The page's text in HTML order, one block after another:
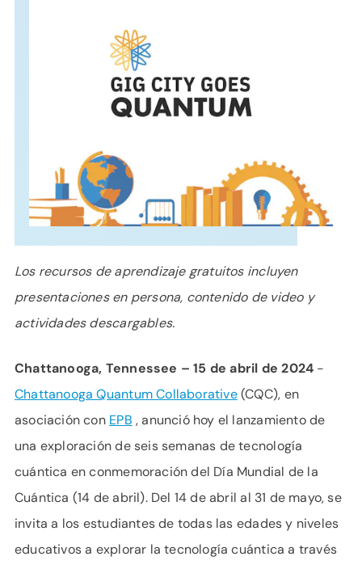
Los recursos de aprendizaje gratuitos incluyen
presentaciones en persona, contenido de video y
actividades descargables.
Chattanooga, Tennessee – 15 de abril de 2024 -
Chattanooga Quantum Collaborative(CQC), en
asociación con EPB , anunció hoy el lanzamiento de
una exploración de seis semanas de tecnología
cuántica en conmemoración del Día Mundial de la
Cuántica (14 de abril). Del 14 de abril al 31 de mayo, se
invita a los estudiantes de todas las edades y niveles
educativos a explorar la tecnología cuántica a través